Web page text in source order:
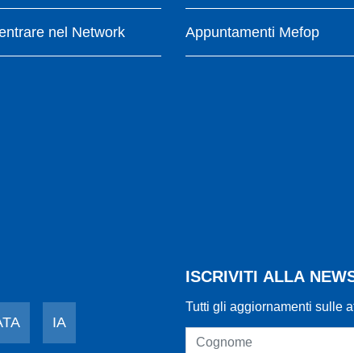
nel Network Appuntamenti Mefop
IA
ISCRIVITI ALLA
Tutti gli aggiornamenti sulle